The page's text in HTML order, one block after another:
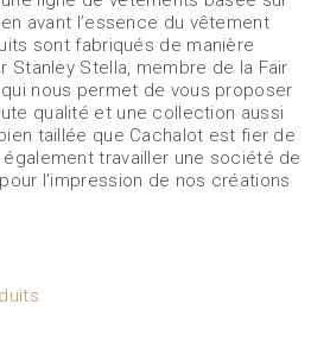
avant l’essence du vêtement
sont fabriqués de manière
Stanley Stella, membre de la Fair
nous permet de vous proposer
qualité et une collection aussi
taillée que Cachalot est fier de
travailler une société de
l’impression de nos créations